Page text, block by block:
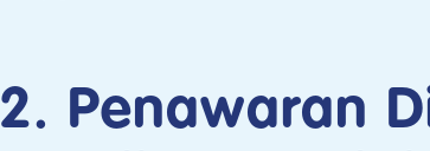
2. Penawaran